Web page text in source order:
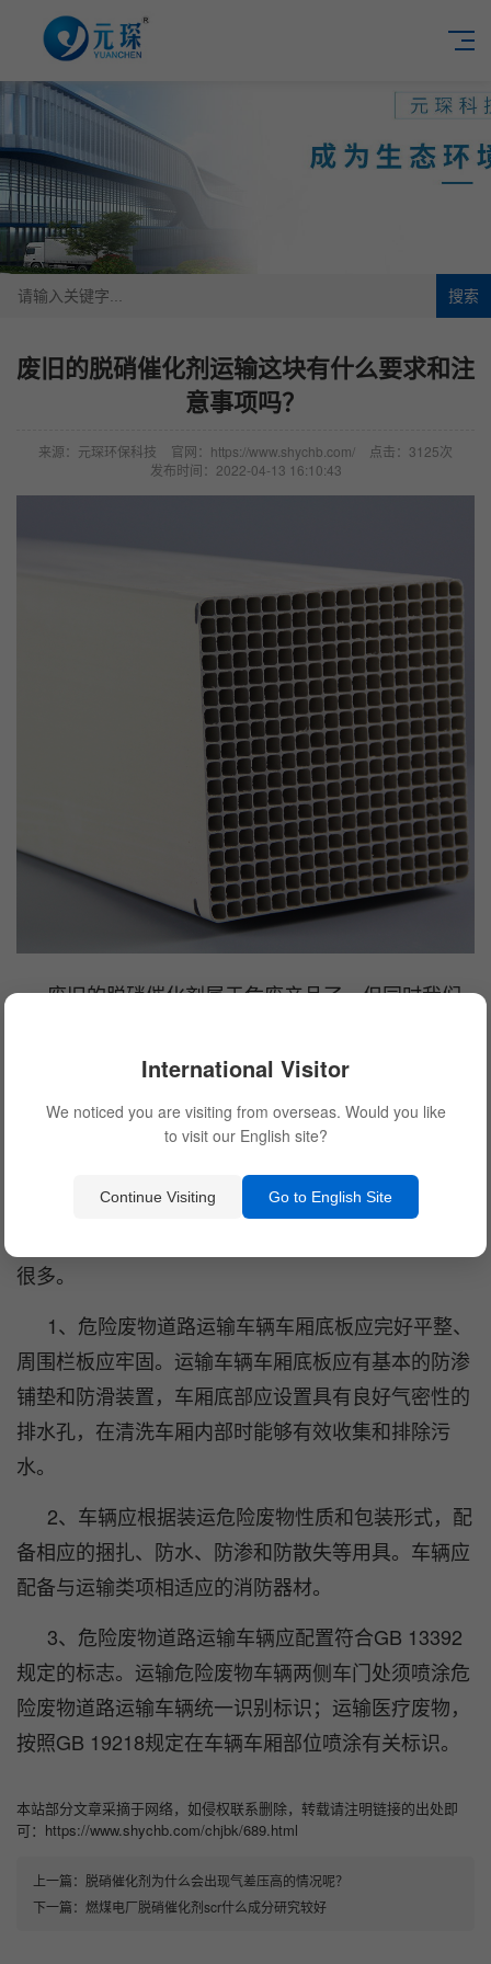
搜索
废旧的脱硝催化剂运输这块有什么要求和注
意事项吗？
来源：元琛环保科技 官网：https://www.shychb.com/
点击：3125次
发布时间：2022-04-13 16:10:43
废旧的脱硝催化剂属于危废产品了，但同时我们
以则需要进行保护脱硝催化剂，脱硝催化剂模块用塑
料薄膜包装以防潮，在起运之前须在室内存储，以防
雨天受潮受损。同时，脱硝化剂应承载在木质托盘或
方木（枕木）上，放置于平整的地面上，与地面距离
不少于10cm。如地面不平整，则有可能导致催化剂
很多。
1、危险废物道路运输车辆车厢底板应完好平整、
周围栏板应牢固。运输车辆车厢底板应有基本的防渗
铺垫和防滑装置，车厢底部应设置具有良好气密性的
排水孔，在清洗车厢内部时能够有效收集和排除污
水。
2、车辆应根据装运危险废物性质和包装形式，配
备相应的捆扎、防水、防渗和防散失等用具。车辆应
配备与运输类项相适应的消防器材。
3、危险废物道路运输车辆应配置符合GB 13392
规定的标志。运输危险废物车辆两侧车门处须喷涂危
险废物道路运输车辆统一识别标识；运输医疗废物，
按照GB 19218规定在车辆车厢部位喷涂有关标识。
本站部分文章采摘于网络，如侵权联系删除，转载请注明链接的出处即
可：https://www.shychb.com/chjbk/689.html
上一篇： 脱硝催化剂为什么会出现气差压高的情况呢？
下一篇： 燃煤电厂脱硝催化剂scr什么成分研究较好
International Visitor
We noticed you are visiting from overseas. Would you like
to visit our English site?
Continue Visiting Go to English Site